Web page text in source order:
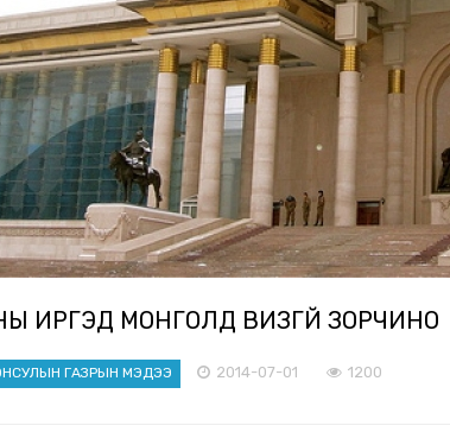
ИРГЭД МОНГОЛД ВИЗГҮЙ ЗОРЧИНО
ГАЗРЫН МЭДЭЭ 2014-07-01 1200